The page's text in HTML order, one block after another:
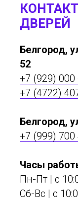
ДВЕРЕЙ
Белгород,
52
+7 (929) 000
+7 (4722)
Белгород,
+7 (999) 700
Часы
Пн-Пт | с
Сб-Вс | c